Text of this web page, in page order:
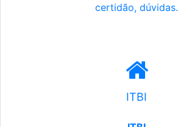
certidão, dúvidas.
ITBI